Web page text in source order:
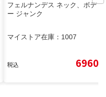
フェルナンデス ネック、ボディ
ー ジャンク
マイストア在庫： 1007
税込 6960